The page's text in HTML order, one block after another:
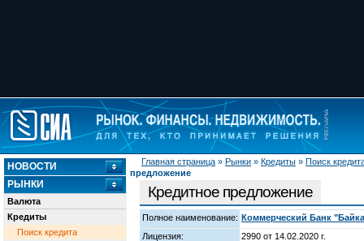
Главная страница » Рынки » Кредиты » Поиск
предложение
НОВОСТИ
РЫНКИ
Валюта
Кредиты
Поиск кредита
Кредитное предложение
Полное наименование: Коммерческий Банк
Лицензия:
2990 от 14.02.2020 г.